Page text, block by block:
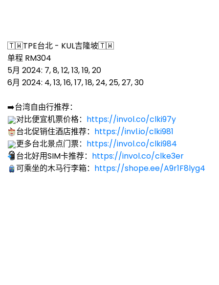
🇹🇼TPE台北 - KUL吉隆坡🇹🇼
单程 RM304
5月 2024: 7, 8, 12, 13, 19, 20
6月 2024: 4, 13, 16, 17, 18, 24, 25, 27, 30
➡️台湾自由行推荐：
对比便宜机票价格： https://invol.co/clki97y
台北促销住酒店推荐： https://invl.io/clki981
更多台北景点门票： https://invol.co/clki984
台北好用SIM卡推荐： https://invol.co/clke3er
可乘坐的木马行李箱： https://shope.ee/A9r1F8lyg4